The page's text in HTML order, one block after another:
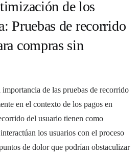
de los
Pruebas de recorrido
compras sin
de las pruebas de recorrido
en el contexto de los pagos en
del usuario tienen como
los usuarios con el proceso
de dolor que podrían obstaculizar